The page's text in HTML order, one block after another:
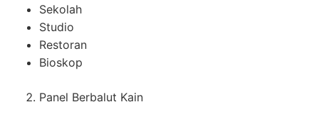
Sekolah
Studio
Restoran
Bioskop
Panel Berbalut Kain